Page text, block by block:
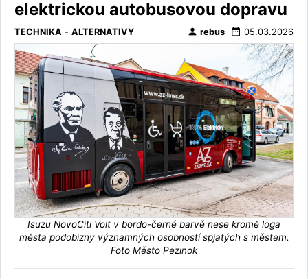
elektrickou autobusovou dopravu
TECHNIKA - ALTERNATIVY person rebus date_range 05.03.2026
Isuzu NovoCiti Volt v bordo-černé barvě nese kromě loga
města podobizny významných osobností spjatých s městem.
Foto Město Pezinok